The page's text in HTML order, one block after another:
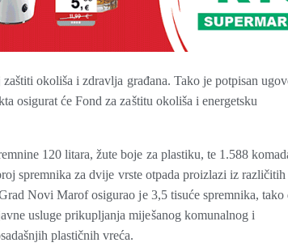
okoliša i zdravlja građana. Tako je potpisan
osigurat će Fond za zaštitu okoliša i energetsku
120 litara, žute boje za plastiku, te 1.588
spremnika za dvije vrste otpada proizlazi iz različitih
Novi Marof osigurao je 3,5 tisuće spremnika, tako
usluge prikupljanja miješanog komunalnog i
plastičnih vreća.